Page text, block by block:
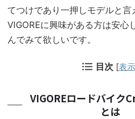
てつけであり一押しモデルと言
VIGOREに興味がある方は安心
んでみて欲しいです。
目次 [表示
VIGOREロードバイク
とは